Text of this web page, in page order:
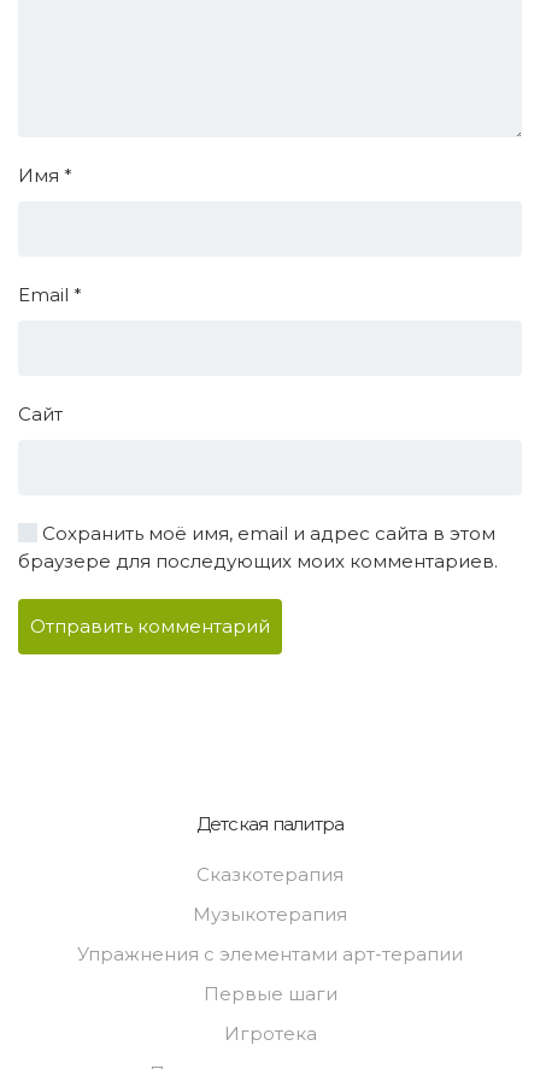
Имя *
Email *
Сайт
Сохранить моё имя, email и адрес сайта в этом
браузере для последующих моих комментариев.
Отправить комментарий
Детская палитра
Сказкотерапия
Музыкотерапия
Упражнения с элементами арт-терапии
Первые шаги
Игротека